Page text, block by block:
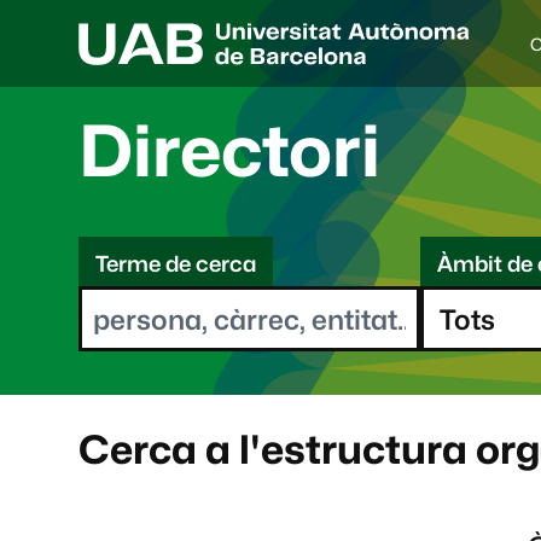
I
d
i
a
e
l
e
o
t
Directori
C
eTerme de cerca Àmbit de
Cerca a l'estructura